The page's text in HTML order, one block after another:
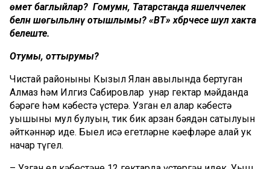
өмет баглыйлар? Гомумән, Татарстанда яшелчәчелек
белән шөгыльләнү отышлымы? «ВТ» хәбәрчесе шул хакта
белеште.
Отумы, оттырумы?
Чистай районының Кызыл Ялан авылында бертуган
Алмаз һәм Илгиз Сабировлар унар гектар мәйданда
бәрәңге һәм кәбестә үстерә. Узган ел алар кәбестә
уңышының мул булуын, тик бик арзан бәядән сатылуын
әйткәннәр иде. Быел исә егетләрнең кәефләре алай ук
начар түгел.